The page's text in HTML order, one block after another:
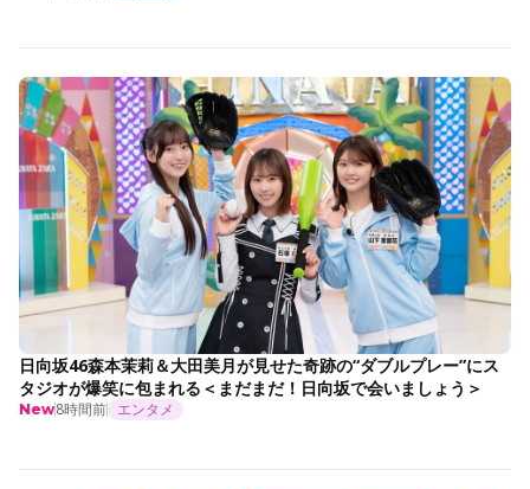
日向坂46森本茉莉＆大田美月が見せた奇跡の“ダブルプレー”にス
タジオが爆笑に包まれる＜まだまだ！日向坂で会いましょう＞
New8時間前 エンタメ